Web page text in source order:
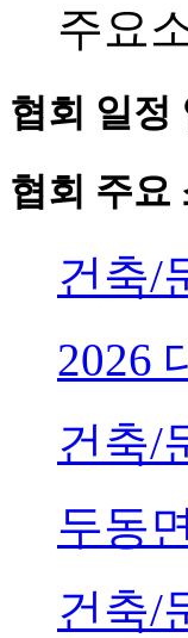
주요
협회 일정
협회 주요
건축/
2026
건축/
두동
건축/